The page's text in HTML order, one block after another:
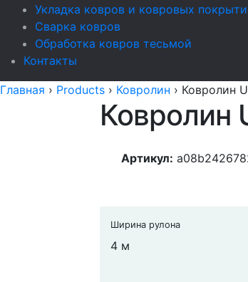
Укладка ковров и ковровых
Сварка ковров
Обработка ковров тесьмой
Контакты
Главная › Products › Ковролин › Ковролин
Ковролин
Артикул:
Ширина рулона
4 м